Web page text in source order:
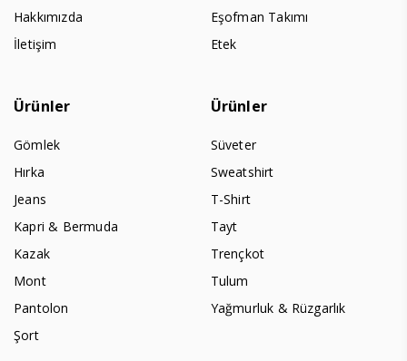
Hakkımızda
İletişim
Eşofman Takımı
Etek
Ürünler
Gömlek
Hırka
Jeans
Kapri & Bermuda
Kazak
Mont
Pantolon
Şort
Ürünler
Süveter
Sweatshirt
T-Shirt
Tayt
Trençkot
Tulum
Yağmurluk & Rüzgarlık